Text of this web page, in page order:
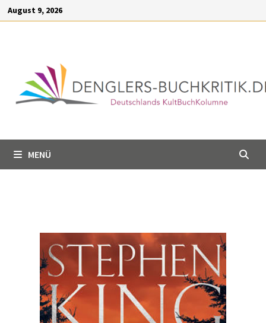
springen
August 9, 2026
MENÜ